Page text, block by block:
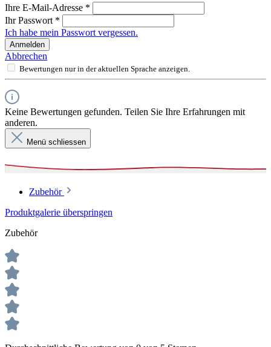
Ihre E-Mail-Adresse *
Ihr Passwort *
Ich habe mein Passwort vergessen.
Anmelden
Abbrechen
Bewertungen nur in der aktuellen Sprache anzeigen.
Keine Bewertungen gefunden. Teilen Sie Ihre Erfahrungen mit
anderen.
Menü schliessen
Zubehör
Produktgalerie überspringen
Zubehör